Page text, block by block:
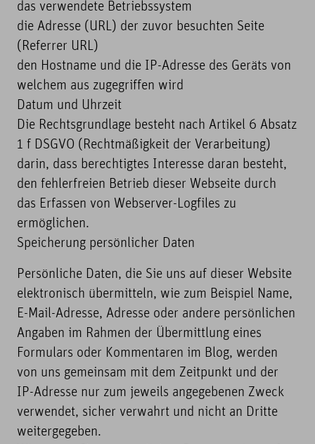
das verwendete Betriebssystem
die Adresse (URL) der zuvor besuchten Seite
(Referrer URL)
den Hostname und die IP-Adresse des Geräts von
welchem aus zugegriffen wird
Datum und Uhrzeit
Die Rechtsgrundlage besteht nach Artikel 6 Absatz
1 f DSGVO (Rechtmäßigkeit der Verarbeitung)
darin, dass berechtigtes Interesse daran besteht,
den fehlerfreien Betrieb dieser Webseite durch
das Erfassen von Webserver-Logfiles zu
ermöglichen.
Speicherung persönlicher Daten
Persönliche Daten, die Sie uns auf dieser Website
elektronisch übermitteln, wie zum Beispiel Name,
E-Mail-Adresse, Adresse oder andere persönlichen
Angaben im Rahmen der Übermittlung eines
Formulars oder Kommentaren im Blog, werden
von uns gemeinsam mit dem Zeitpunkt und der
IP-Adresse nur zum jeweils angegebenen Zweck
verwendet, sicher verwahrt und nicht an Dritte
weitergegeben.